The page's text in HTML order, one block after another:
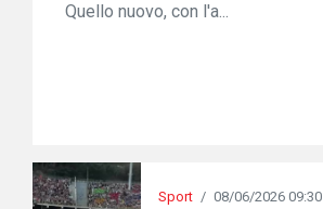
Quello nuovo, con l'a...
Sport / 08/06/2026 09:30